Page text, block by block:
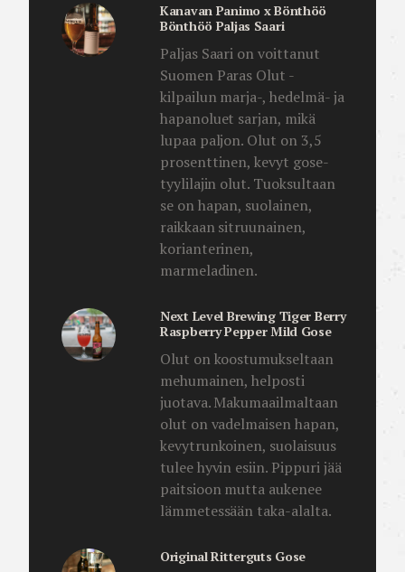
Kanavan Panimo x Bönthöö
Bönthöö Paljas Saari
Paljas Saari on voittanut
Suomen Paras Olut -
kilpailun marja-, hedelmä- ja
hapanoluet sarjan, mikä
lupaa paljon. Olut on 3,5
prosenttinen, kevyt gose-
tyylilajin olut. Tuoksultaan
se on hapan, suolainen,
raikkaan sitruunainen,
korianterinen,
marmeladinen.
Next Level Brewing Tiger Berry
Raspberry Pepper Mild Gose
Olut on koostumukseltaan
mehumainen, helposti
juotava. Makumaailmaltaan
olut on vadelmaisen hapan,
kevytrunkoinen, suolaisuus
tulee hyvin esiin. Pippuri jää
paitsioon mutta aukenee
lämmetessään taka-alalta.
Original Ritterguts Gose